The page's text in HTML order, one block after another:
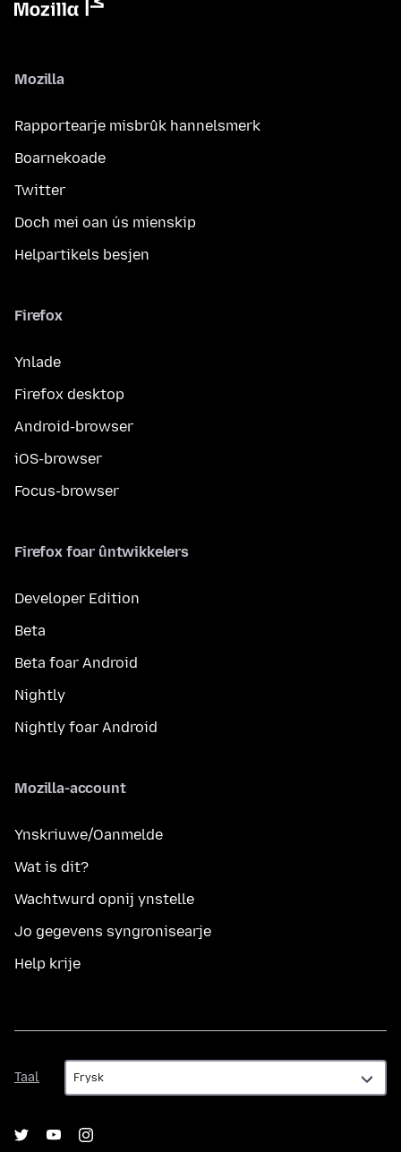
Mozilla
Rapportearje misbrûk hannelsmerk
Boarnekoade
Twitter
Doch mei oan ús mienskip
Helpartikels besjen
Firefox
Ynlade
Firefox desktop
Android-browser
iOS-browser
Focus-browser
Firefox foar ûntwikkelers
Developer Edition
Beta
Beta foar Android
Nightly
Nightly foar Android
Mozilla-account
Ynskriuwe/Oanmelde
Wat is dit?
Wachtwurd opnij ynstelle
Jo gegevens syngronisearje
Help krije
Taal
Taal